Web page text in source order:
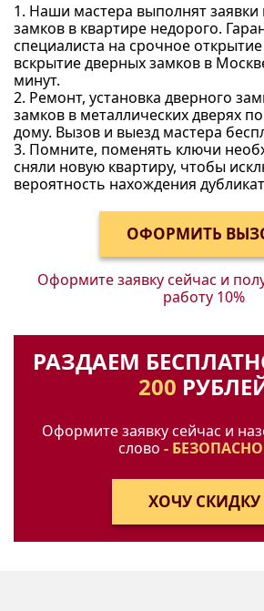
1. Наши мастера выполнят заявки
замков в квартире недорого.
специалиста на срочное
вскрытие дверных замков в
минут.
2. Ремонт, установка дверного
замков в металлических дверях
дому. Вызов и выезд мастера
3. Помните, поменять ключи
сняли новую квартиру, чтобы
вероятность нахождения
Оформите заявку сейчас и
работу 10%
РАЗДАЕМ
200
Оформите заявку сейчас и
слово -